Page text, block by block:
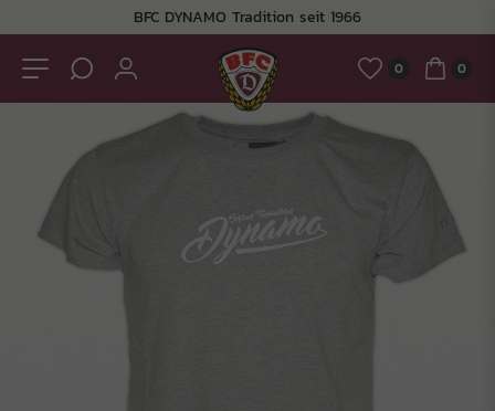
BFC DYNAMO Tradition seit 1966
0 0